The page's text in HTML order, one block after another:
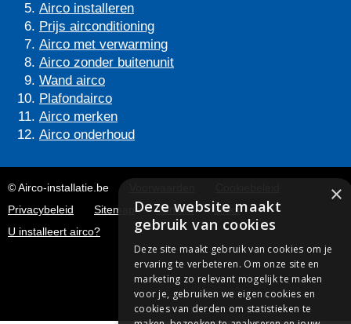
Airco installeren
Prijs airconditioning
Airco met verwarming
Airco zonder buitenunit
Wand airco
Plafondairco
Airco merken
Airco onderhoud
© Airco-installatie.be
Privacybeleid
Sitemap Contact
Links
U installeert airco?
×
Deze website maakt
gebruik van cookies
Deze site maakt gebruik van cookies om je
ervaring te verbeteren. Om onze site en
marketing zo relevant mogelijk te maken
voor je, gebruiken we eigen cookies en
cookies van derden om statistieken te